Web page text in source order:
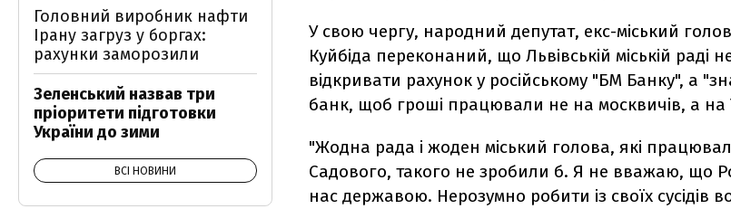
У свою чергу, народний депутат, екс-міський
Куйбіда переконаний, що Львівській міській раді
відкривати рахунок у російському "БМ Банку", а
банк, щоб гроші працювали не на москвичів, а на
"Жодна рада і жоден міський голова, які
Садового, такого не зробили б. Я не вважаю, що
нас державою. Нерозумно робити із своїх сусідів
Головний виробник нафти
Ірану загруз у боргах:
рахунки заморозили
Зеленський назвав три
пріоритети підготовки
України до зими
ВСІ НОВИНИ